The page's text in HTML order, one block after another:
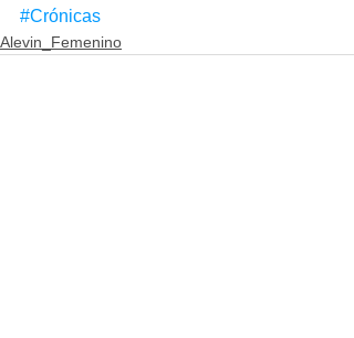
#Crónicas
Alevin_Femenino